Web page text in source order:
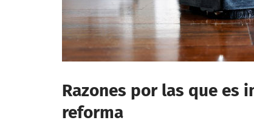
Razones por las que es
reforma